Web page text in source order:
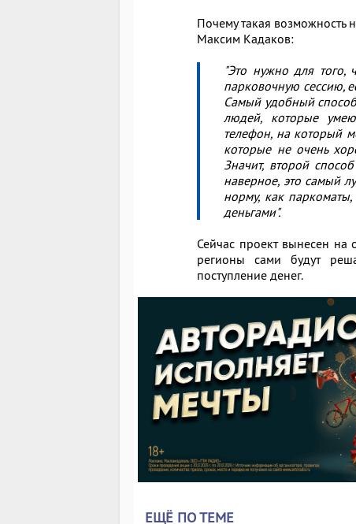
Почему такая возможность
Максим Кадаков:
"Это нужно для того,
парковочную сессию,
Самый удобный
людей, которые
телефон, на который
которые не очень
Значит, второй
наверное, это самый
норму, как
деньгами".
Сейчас проект вынесен
регионы сами будут
поступление денег.
ЕЩЁ ПО ТЕМЕ